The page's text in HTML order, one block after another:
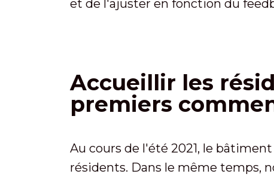
et de l'ajuster en fonction du
Accueillir les
premiers
Au cours de l'été 2021, le
résidents. Dans le même temps,